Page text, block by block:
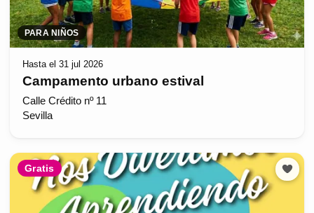
PARA NIÑOS
Hasta el 31 jul 2026
Campamento urbano estival
Calle Crédito nº 11
Sevilla
Gratis